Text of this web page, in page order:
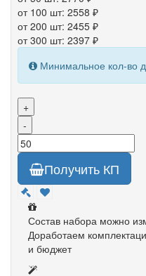
от 100 шт: 2558 ₽
от 200 шт: 2455 ₽
от 300 шт: 2397 ₽
Минимальное кол-во
+
-
Получить КП
Состав набора можно
Доработаем
и бюджет